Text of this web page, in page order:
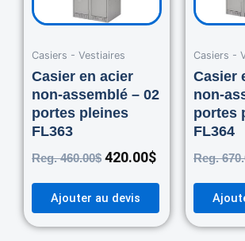
Casiers - Vestiaires
Casier en acier
non-assemblé – 02
portes pleines
FL363
Reg.460.00$ 420.00$
Ajouter au devis
Casiers -
Casier
non-
portes
FL364
Reg.